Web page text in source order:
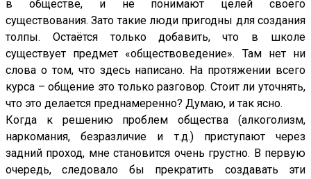
в обществе, и не понимают целей своего
существования. Зато такие люди пригодны для создания
толпы. Остаётся только добавить, что в школе
существует предмет «обществоведение». Там нет ни
слова о том, что здесь написано. На протяжении всего
курса – общение это только разговор. Стоит ли уточнять,
что это делается преднамеренно? Думаю, и так ясно.
Когда к решению проблем общества (алкоголизм,
наркомания, безразличие и т.д.) приступают через
задний проход, мне становится очень грустно. В первую
очередь, следовало бы прекратить создавать эти